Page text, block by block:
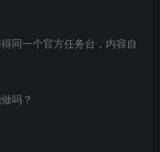
同一个官方任务台，内容自
吗？